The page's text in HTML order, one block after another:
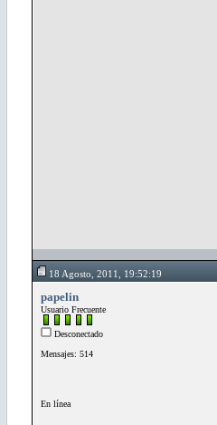
18 Agosto, 2011, 19:52:19
papelin
Usuario Frecuente
Desconectado
Mensajes: 514
En línea